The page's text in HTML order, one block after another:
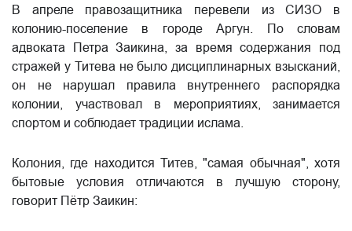
В апреле правозащитника перевели из СИЗО в
колонию-поселение в городе Аргун. По словам
адвоката Петра Заикина, за время содержания под
стражей у Титева не было дисциплинарных взысканий,
он не нарушал правила внутреннего распорядка
колонии, участвовал в мероприятиях, занимается
спортом и соблюдает традиции ислама.
Колония, где находится Титев, "самая обычная", хотя
бытовые условия отличаются в лучшую сторону,
говорит Пётр Заикин: